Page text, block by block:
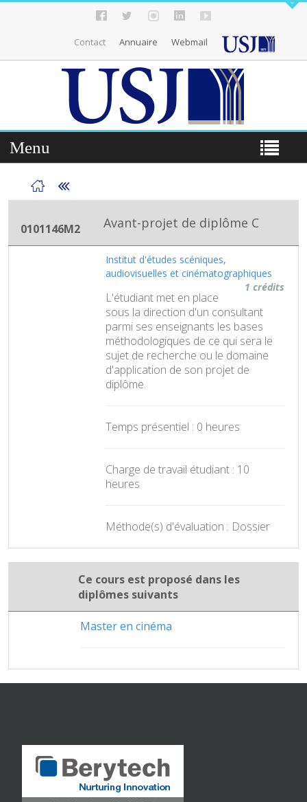
Contact Annuaire Webmail
Menu
0101146M2 Avant-projet de diplôme C
Institut d'études scéniques,
audiovisuelles et cinématographiques
1 crédits
L'étudiant met en place
sous la direction d'un consultant
parmi ses enseignants les bases
méthodologiques de ce qui sera le
sujet de recherche ou le domaine
d'application de son projet de
diplôme.
Temps présentiel : 0 heures
Charge de travail étudiant : 10
heures
Méthode(s) d'évaluation : Dossier
Ce cours est proposé dans les
diplômes suivants
Master en cinéma